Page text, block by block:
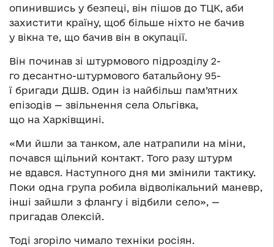
опинившись у безпеці, він пішов до ТЦК, аби
захистити країну, щоб більше ніхто не бачив
у вікна те, що бачив він в окупації.
Він починав зі штурмового підрозділу 2-
го десантно-штурмового батальйону 95-
ї бригади ДШВ. Один із найбільш пам’ятних
епізодів — звільнення села Ольгівка,
що на Харківщині.
«Ми йшли за танком, але натрапили на міни,
почався щільний контакт. Того разу штурм
не вдався. Наступного дня ми змінили тактику.
Поки одна група робила відволікальний маневр,
інші зайшли з флангу і відбили село», —
пригадав Олексій.
Тоді згоріло чимало техніки росіян.